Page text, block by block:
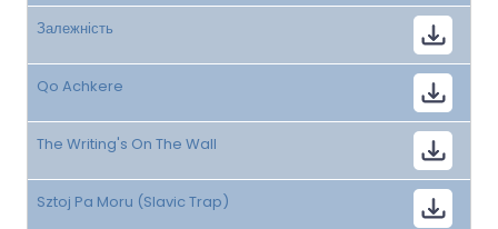
Залежність
Qo Achkere
The Writing's On The Wall
Sztoj Pa Moru (Slavic Trap)